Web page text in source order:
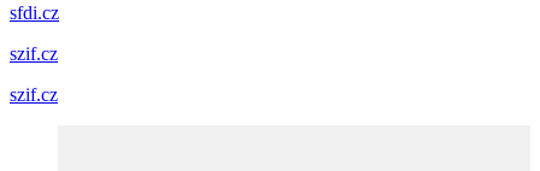
sfdi.cz
szif.cz
szif.cz